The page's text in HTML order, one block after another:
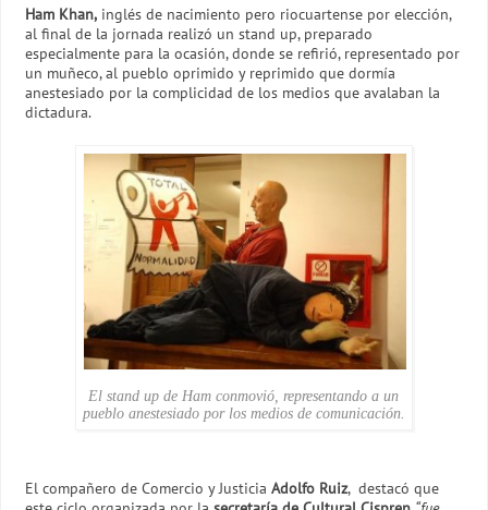
Ham Khan, inglés de nacimiento pero riocuartense por elección,
al final de la jornada realizó un stand up, preparado
especialmente para la ocasión, donde se refirió, representado por
un muñeco, al pueblo oprimido y reprimido que dormía
anestesiado por la complicidad de los medios que avalaban la
dictadura.
El stand up de Ham conmovió, representando a un
pueblo anestesiado por los medios de comunicación.
El compañero de Comercio y Justicia Adolfo Ruiz, destacó que